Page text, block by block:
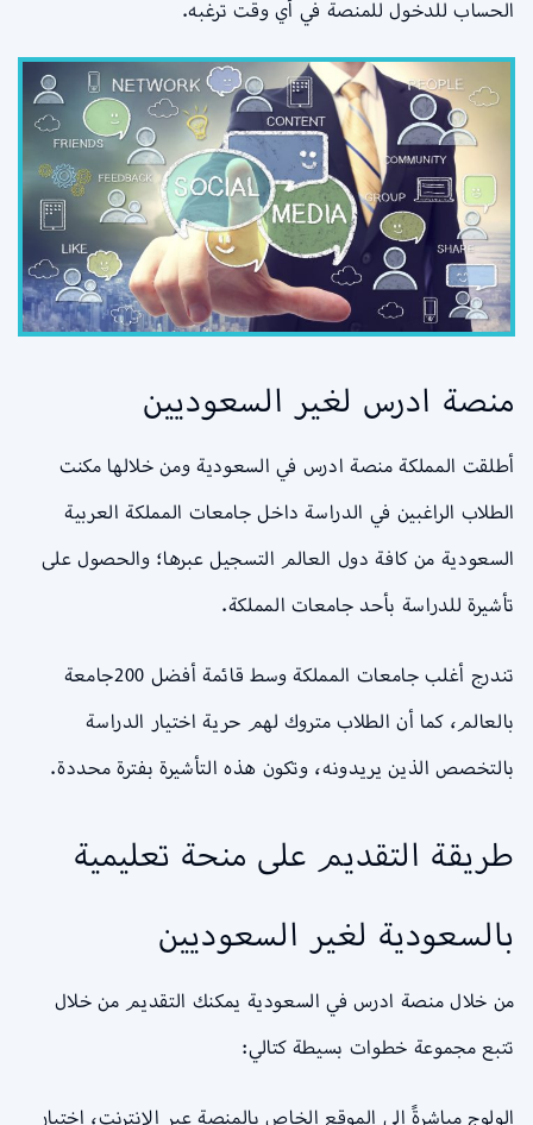
الحساب للدخول للمنصة في أي وقت ترغبه.
منصة ادرس لغير السعوديين
أطلقت المملكة منصة ادرس في السعودية ومن خلالها مكنت
الطلاب الراغبين في الدراسة داخل جامعات المملكة العربية
السعودية من كافة دول العالم التسجيل عبرها؛ والحصول على
تأشيرة للدراسة بأحد جامعات المملكة.
تندرج أغلب جامعات المملكة وسط قائمة أفضل 200جامعة
بالعالم، كما أن الطلاب متروك لهم حرية اختيار الدراسة
بالتخصص الذين يريدونه، وتكون هذه التأشيرة بفترة محددة.
طريقة التقديم على منحة تعليمية
بالسعودية لغير السعوديين
من خلال منصة ادرس في السعودية يمكنك التقديم من خلال
تتبع مجموعة خطوات بسيطة كتالي:
الولوج مباشرةً إلى الموقع الخاص بالمنصة عبر الانترنت، اختيار